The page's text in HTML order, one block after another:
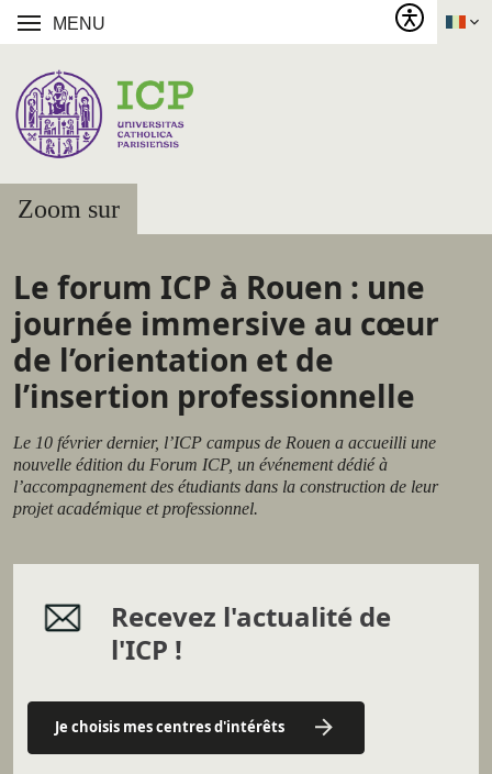
MENU
Zoom sur
Le forum ICP à Rouen : une
journée immersive au cœur
de l’orientation et de
l’insertion professionnelle
Le 10 février dernier, l’ICP campus de Rouen a accueilli une
nouvelle édition du Forum ICP, un événement dédié à
l’accompagnement des étudiants dans la construction de leur
projet académique et professionnel.
Recevez l'actualité de
l'ICP !
Je choisis mes centres d'intérêts